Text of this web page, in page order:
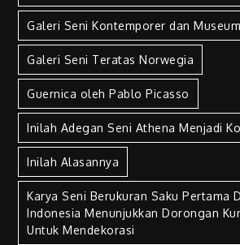
Galeri Seni Kontemporer dan
Galeri Seni Teratas Norwegia
Guernica oleh Pablo Picasso
Inilah Adegan Seni Athena Menjadi
Inilah Alasannya
Karya Seni Berukuran Saku Pertama
Indonesia Menunjukkan Dorongan
Untuk Mendekorasi